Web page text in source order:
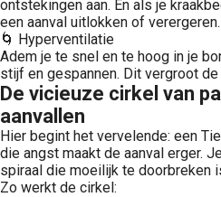
ontstekingen aan. En als je
een aanval uitlokken of verergeren.
🌀 Hyperventilatie
Adem je te snel en te hoog in je
stijf en gespannen. Dit vergroot de
De vicieuze cirkel van
aanvallen
Hier begint het vervelende: een
die angst maakt de aanval erger.
spiraal die moeilijk te doorbreken
Zo werkt de cirkel: